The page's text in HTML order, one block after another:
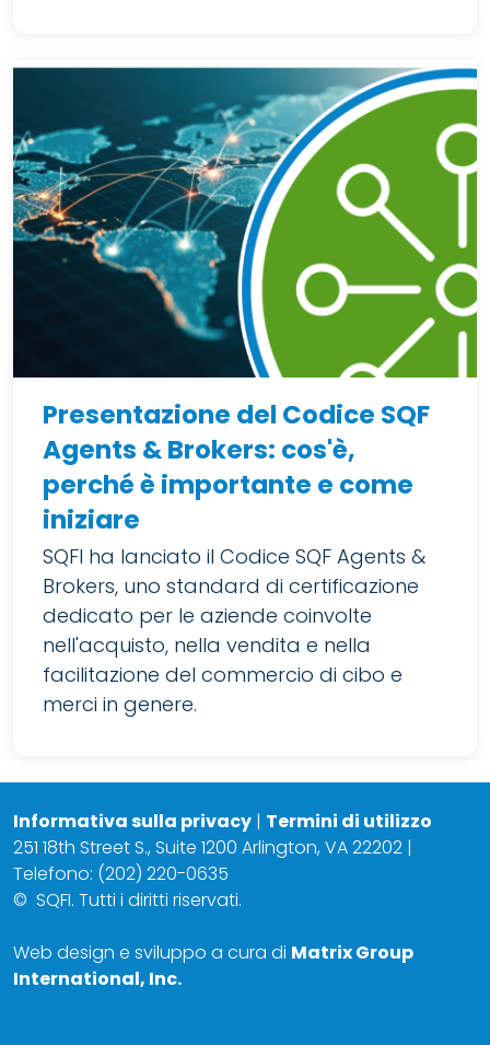
Presentazione del Codice SQF
Agents & Brokers: cos'è,
perché è importante e come
iniziare
SQFI ha lanciato il Codice SQF Agents &
Brokers, uno standard di certificazione
dedicato per le aziende coinvolte
nell'acquisto, nella vendita e nella
facilitazione del commercio di cibo e
merci in genere.
Informativa sulla privacy | Termini di utilizzo
251 18th Street S., Suite 1200 Arlington, VA 22202 |
Telefono: (202) 220-0635
© SQFI. Tutti i diritti riservati.
Web design e sviluppo a cura di Matrix Group
International, Inc.